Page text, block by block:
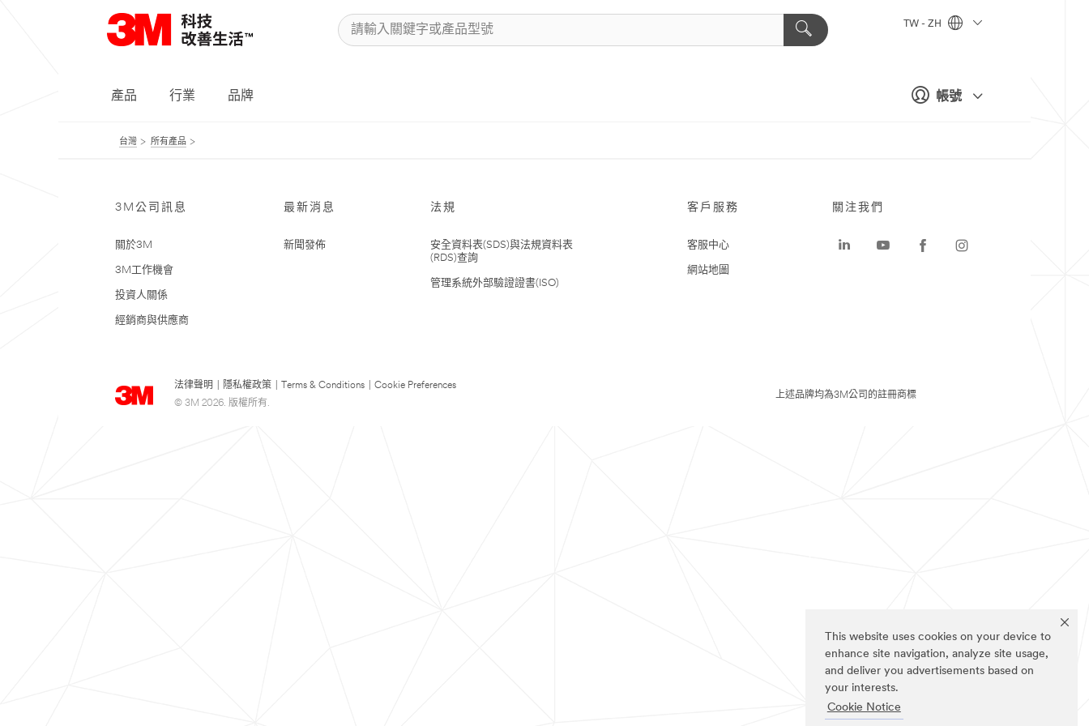
This website uses cookies on your device to
enhance site navigation, analyze site usage,
and deliver you advertisements based on
your interests.
Cookie Notice
帳號
TW - ZH
產品 行業 品牌
台灣 所有產品
3M公司訊息
關於3M
3M工作機會
投資人關係
經銷商與供應商
最新消息
新聞發佈
法規
安全資料表(SDS)與法規資料表
(RDS)查詢
管理系統外部驗證證書(ISO)
客戶服務
客服中心
網站地圖
法律聲明 隱私權政策 Terms & Conditions
Cookie Preferences
© 3M 2026. 版權所有.
關注我們
上述品牌均為3M公司的註冊商標